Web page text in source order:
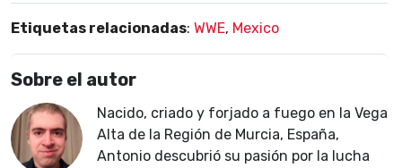
Etiquetas relacionadas: WWE, Mexico
Sobre el autor
Nacido, criado y forjado a fuego en la Vega
Alta de la Región de Murcia, España,
Antonio descubrió su pasión por la lucha